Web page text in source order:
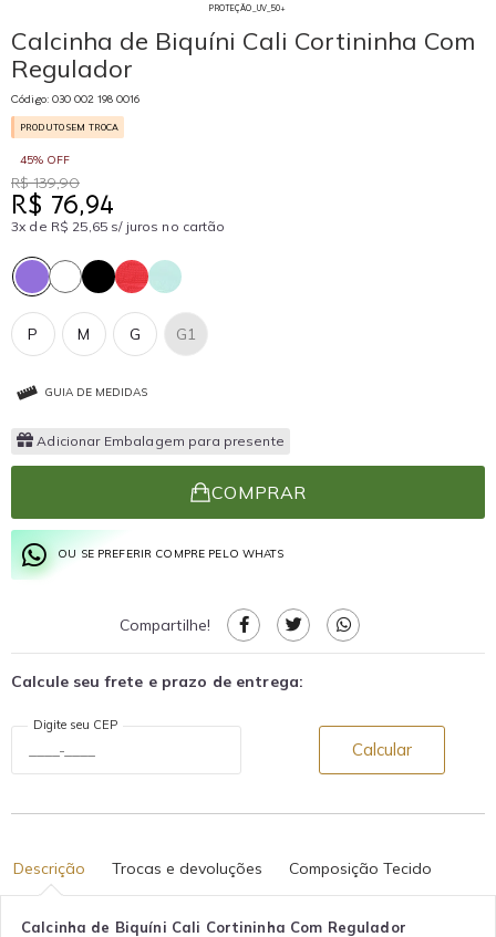
PROTEÇÃO_UV_50+
Calcinha de Biquíni Cali Cortininha Com
Regulador
Código: 030 002 198 0016
PRODUTO SEM TROCA
45% OFF
R$ 139,90
R$ 76,94
3x de R$ 25,65 s/ juros no cartão
P G1
M G
GUIA DE MEDIDAS
Adicionar Embalagem para presente
COMPRAR
OU SE PREFERIR COMPRE PELO WHATS
Compartilhe!
Calcule seu frete e prazo de entrega:
Digite seu CEP
Calcular
Descrição Trocas e devoluções Composição Tecido
Calcinha de Biquíni Cali Cortininha Com Regulador